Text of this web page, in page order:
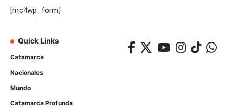
[mc4wp_form]
Quick Links
Catamarca
Nacionales
Mundo
Catamarca Profunda